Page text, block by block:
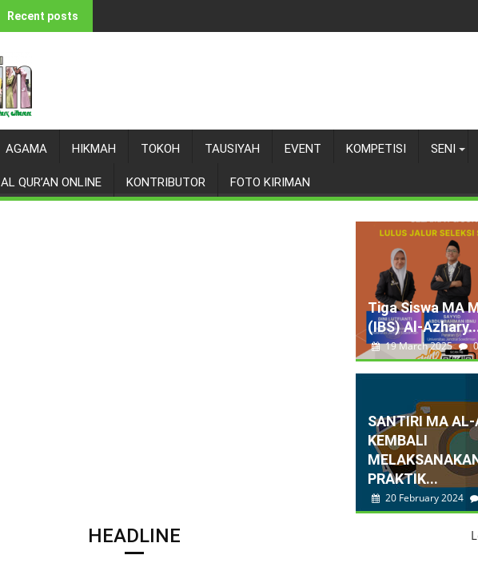
Recent posts
AGAMA HIKMAH TOKOH TAUSIYAH EVENT KOMPETISI SENI
AL QUR’AN ONLINE KONTRIBUTOR FOTO KIRIMAN
Tiga Siswa MA
(IBS) Al-
19 March 2025 0
SANTIRI MA
KEMBALI
PRAKTIK...
20 February 2024
HEADLINE